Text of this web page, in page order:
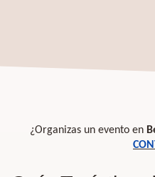
¿Organizas un evento en